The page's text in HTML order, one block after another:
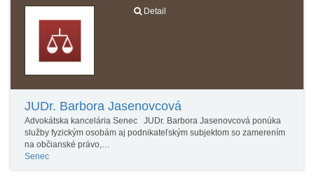
Detail
JUDr. Barbora Jasenovcová
Advokátska kancelária Senec JUDr. Barbora Jasenovcová ponúka
služby fyzickým osobám aj podnikateľským subjektom so zamerením
na občianské právo,…
Senec